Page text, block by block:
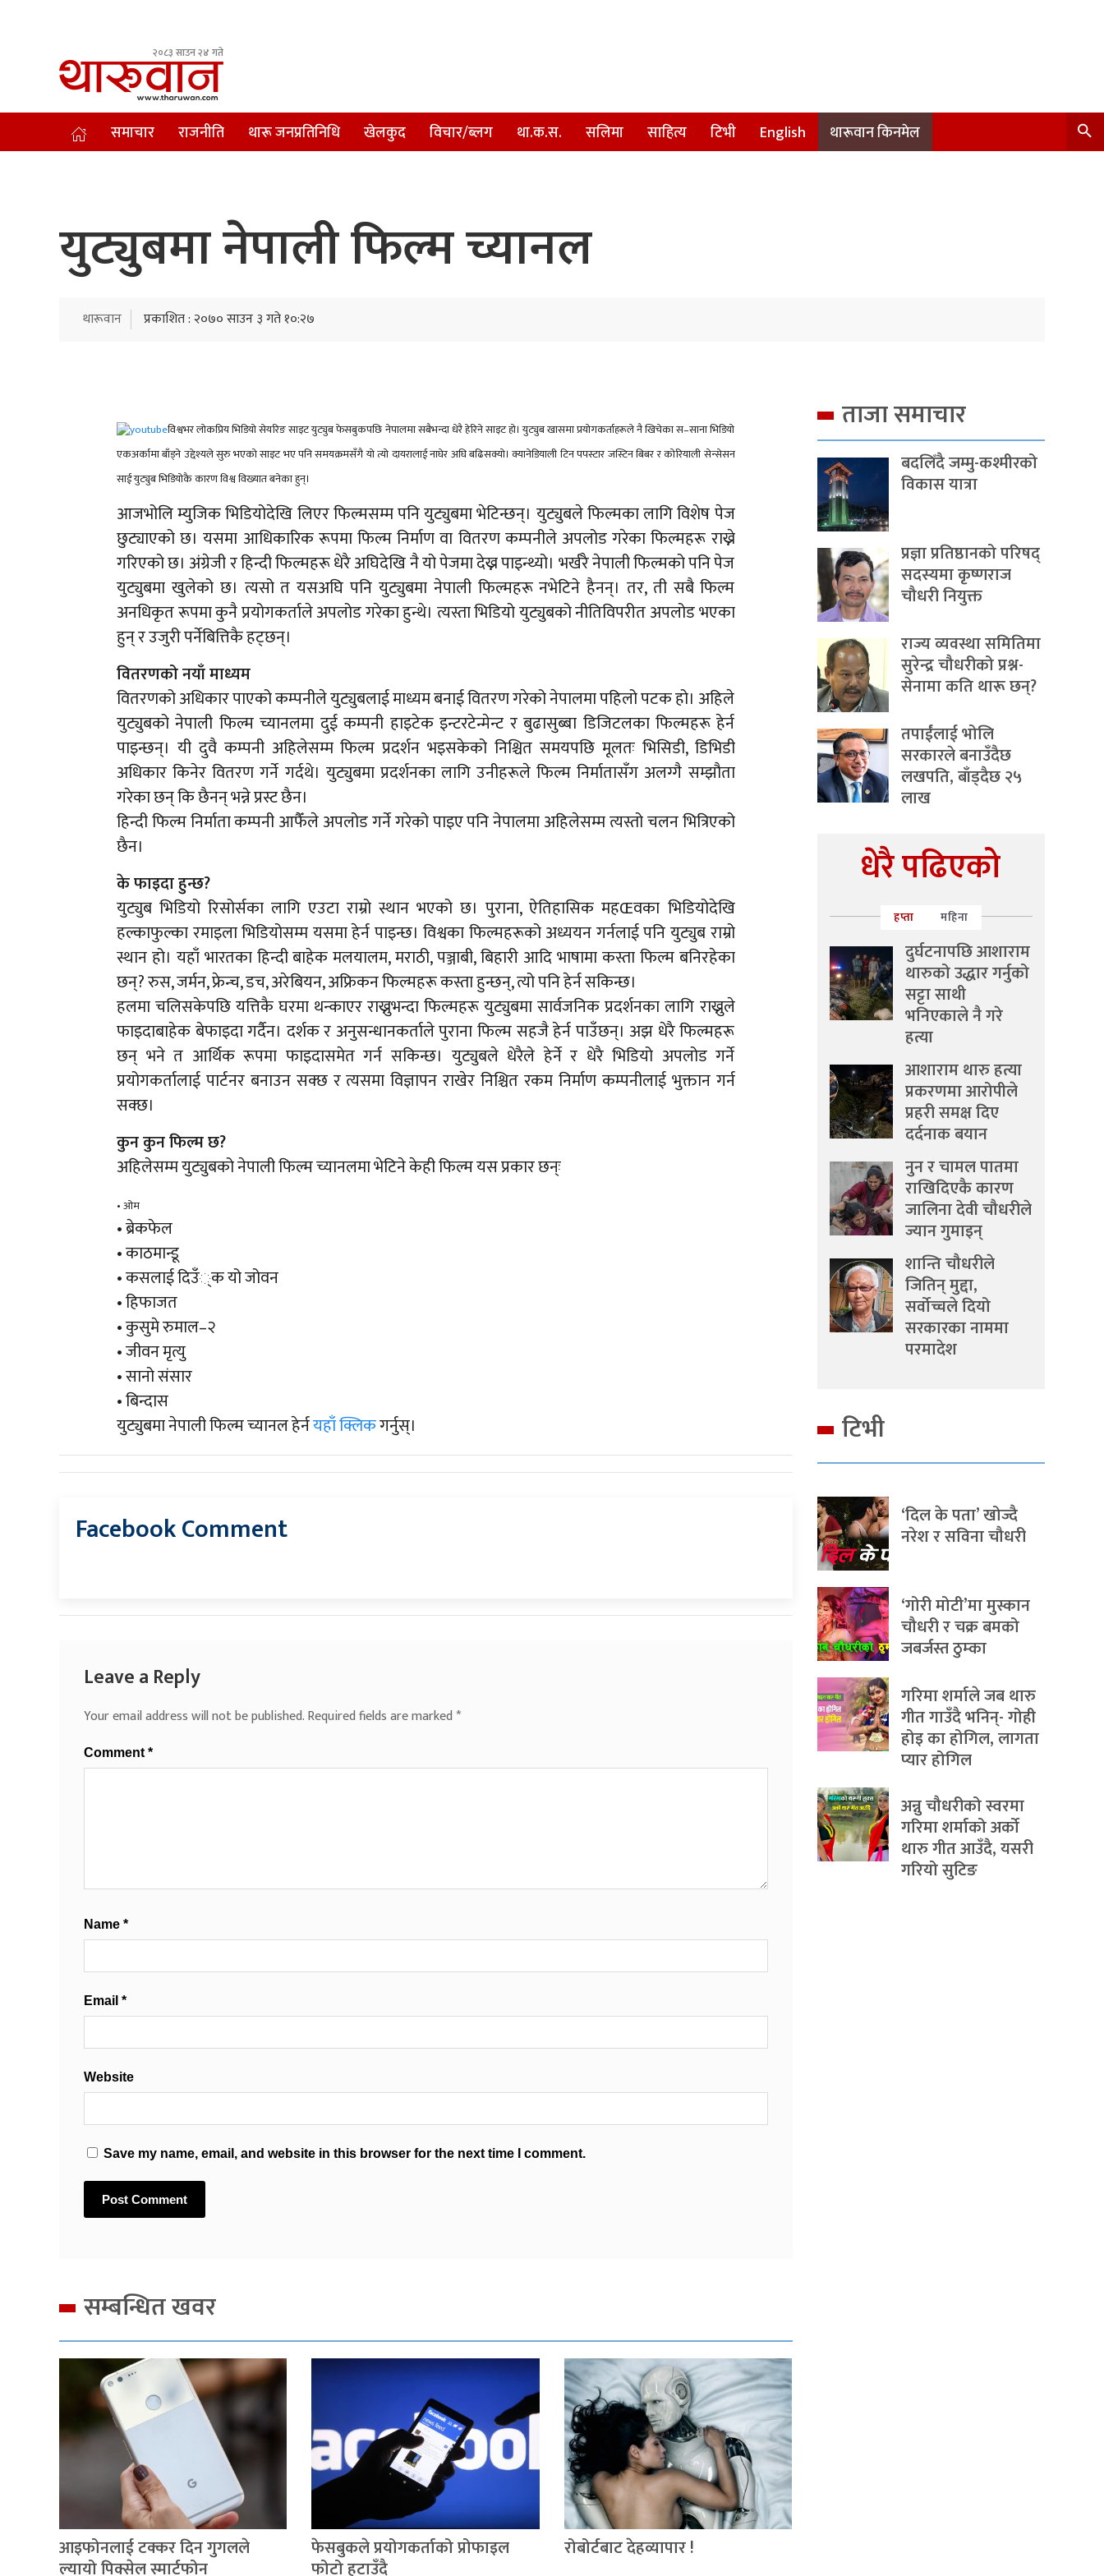
२०८३ साउन २४ गते
Leading Newsportal from Tharu Community Nepal.
समाचार राजनीति थारू जनप्रतिनिधि खेलकुद विचार/ब्लग था.क.स. सलिमा साहित्य टिभी English थारूवान किनमेल
युट्युबमा नेपाली फिल्म च्यानल
थारूवान प्रकाशित : २०७० साउन ३ गते १०:२७
विश्वभर लोकप्रिय भिडियो सेयरिङ साइट युट्युब फेसबुकपछि नेपालमा सबैभन्दा धेरै हेरिने साइट हो। युट्युब खासमा प्रयोगकर्ताहरूले नै खिचेका स–साना भिडियो
एकअर्कामा बाँड्ने उद्देश्यले सुरु भएको साइट भए पनि समयक्रमसँगै यो त्यो दायरालाई नाघेर अघि बढिसक्यो। क्यानेडियाली टिन पपस्टार जस्टिन बिबर र कोरियाली सेन्सेसन
साई युट्युब भिडियोकै कारण विश्व विख्यात बनेका हुन्।
आजभोलि म्युजिक भिडियोदेखि लिएर फिल्मसम्म पनि युट्युबमा भेटिन्छन्। युट्युबले फिल्मका लागि विशेष पेज
छुट्याएको छ। यसमा आधिकारिक रूपमा फिल्म निर्माण वा वितरण कम्पनीले अपलोड गरेका फिल्महरू राख्ने
गरिएको छ। अंग्रेजी र हिन्दी फिल्महरू धेरै अघिदेखि नै यो पेजमा देख्न पाइन्थ्यो। भर्खरै नेपाली फिल्मको पनि पेज
युट्युबमा खुलेको छ। त्यसो त यसअघि पनि युट्युबमा नेपाली फिल्महरू नभेटिने हैनन्। तर, ती सबै फिल्म
अनधिकृत रूपमा कुनै प्रयोगकर्ताले अपलोड गरेका हुन्थे। त्यस्ता भिडियो युट्युबको नीतिविपरीत अपलोड भएका
हुन् र उजुरी पर्नेबित्तिकै हट्छन्।
वितरणको नयाँ माध्यम
वितरणको अधिकार पाएको कम्पनीले युट्युबलाई माध्यम बनाई वितरण गरेको नेपालमा पहिलो पटक हो। अहिले
युट्युबको नेपाली फिल्म च्यानलमा दुई कम्पनी हाइटेक इन्टरटेन्मेन्ट र बुढासुब्बा डिजिटलका फिल्महरू हेर्न
पाइन्छन्। यी दुवै कम्पनी अहिलेसम्म फिल्म प्रदर्शन भइसकेको निश्चित समयपछि मूलतः भिसिडी, डिभिडी
अधिकार किनेर वितरण गर्ने गर्दथे। युट्युबमा प्रदर्शनका लागि उनीहरूले फिल्म निर्मातासँग अलग्गै सम्झौता
गरेका छन् कि छैनन् भन्ने प्रस्ट छैन।
हिन्दी फिल्म निर्माता कम्पनी आफैँले अपलोड गर्ने गरेको पाइए पनि नेपालमा अहिलेसम्म त्यस्तो चलन भित्रिएको
छैन।
के फाइदा हुन्छ?
युट्युब भिडियो रिसोर्सका लागि एउटा राम्रो स्थान भएको छ। पुराना, ऐतिहासिक महŒवका भिडियोदेखि
हल्काफुल्का रमाइला भिडियोसम्म यसमा हेर्न पाइन्छ। विश्वका फिल्महरूको अध्ययन गर्नलाई पनि युट्युब राम्रो
स्थान हो। यहाँ भारतका हिन्दी बाहेक मलयालम, मराठी, पञ्जाबी, बिहारी आदि भाषामा कस्ता फिल्म बनिरहेका
छन्? रुस, जर्मन, फ्रेन्च, डच, अरेबियन, अफ्रिकन फिल्महरू कस्ता हुन्छन्, त्यो पनि हेर्न सकिन्छ।
हलमा चलिसकेपछि यत्तिकै घरमा थन्काएर राख्नुभन्दा फिल्महरू युट्युबमा सार्वजनिक प्रदर्शनका लागि राख्नुले
फाइदाबाहेक बेफाइदा गर्दैन। दर्शक र अनुसन्धानकर्ताले पुराना फिल्म सहजै हेर्न पाउँछन्। अझ धेरै फिल्महरू
छन् भने त आर्थिक रूपमा फाइदासमेत गर्न सकिन्छ। युट्युबले धेरैले हेर्ने र धेरै भिडियो अपलोड गर्ने
प्रयोगकर्तालाई पार्टनर बनाउन सक्छ र त्यसमा विज्ञापन राखेर निश्चित रकम निर्माण कम्पनीलाई भुक्तान गर्न
सक्छ।
कुन कुन फिल्म छ?
अहिलेसम्म युट्युबको नेपाली फिल्म च्यानलमा भेटिने केही फिल्म यस प्रकार छन्ः
• ओम
• ब्रेकफेल
• काठमान्डू
• कसलाई दिउँ्क यो जोवन
• हिफाजत
• कुसुमे रुमाल–२
• जीवन मृत्यु
• सानो संसार
• बिन्दास
युट्युबमा नेपाली फिल्म च्यानल हेर्नयहाँ क्लिकगर्नुस्।
Facebook Comment
Leave a Reply
Your email address will not be published.Required fields are marked*
Comment *
Name *
Email *
Website
Save my name, email, and website in this browser for the next time I comment.
सम्बन्धित खवर
आइफोनलाई टक्कर दिन गुगलले
ल्यायो पिक्सेल स्मार्टफोन
फेसबुकले प्रयोगकर्ताको प्रोफाइल
फोटो हटाउँदै
रोबोर्टबाट देहव्यापार !
ताजा समाचार
बदलिँदै जम्मु-कश्मीरको
विकास यात्रा
प्रज्ञा प्रतिष्ठानको परिषद्
सदस्यमा कृष्णराज
चौधरी नियुक्त
राज्य व्यवस्था समितिमा
सुरेन्द्र चौधरीको प्रश्न-
सेनामा कति थारू छन्?
तपाईंलाई भोलि
सरकारले बनाउँदैछ
लखपति, बाँड्दैछ २५
लाख
धेरै पढिएको
हप्ता महिना
दुर्घटनापछि आशाराम
थारुको उद्धार गर्नुको
सट्टा साथी
भनिएकाले नै गरे
हत्या
आशाराम थारु हत्या
प्रकरणमा आरोपीले
प्रहरी समक्ष दिए
दर्दनाक बयान
नुन र चामल पातमा
राखिदिएकै कारण
जालिना देवी चौधरीले
ज्यान गुमाइन्
शान्ति चौधरीले
जितिन् मुद्दा,
सर्वोच्चले दियो
सरकारका नाममा
परमादेश
टिभी
‘दिल के पता’ खोज्दै
नरेश र सविना चौधरी
‘गोरी मोटी’मा मुस्कान
चौधरी र चक्र बमको
जबर्जस्त ठुम्का
गरिमा शर्माले जब थारु
गीत गाउँदै भनिन्- गोही
होइ का होगिल, लागता
प्यार होगिल
अन्नु चौधरीको स्वरमा
गरिमा शर्माको अर्को
थारु गीत आउँदै, यसरी
गरियो सुटिङ